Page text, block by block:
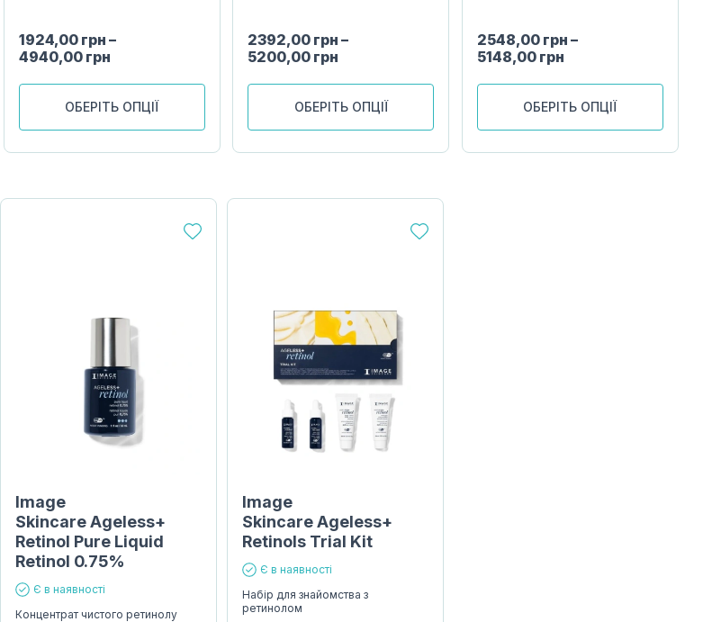
1924,00 грн –
4940,00 грн
ОБЕРІТЬ ОПЦІЇ
2392,00 грн –
5200,00 грн
ОБЕРІТЬ ОПЦІЇ
2548,00 грн –
5148,00 грн
ОБЕРІТЬ ОПЦІЇ
Image
Skincare Ageless+
Retinol Pure Liquid
Retinol 0.75%
Є в наявності
Концентрат чистого ретинолу
Image
Skincare Ageless+
Retinols Trial Kit
Є в наявності
Набір для знайомства з
ретинолом